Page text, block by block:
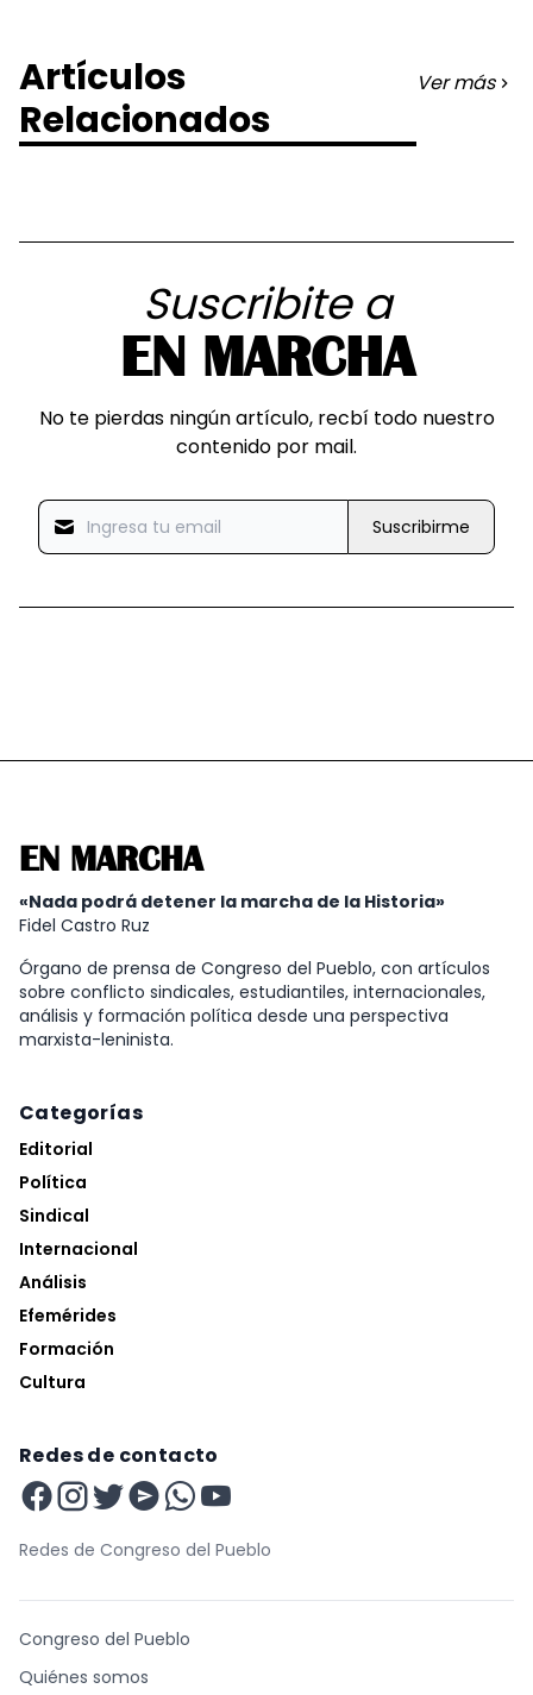
Artículos
Relacionados
Ver más
Suscribite a
EN MARCHA
No te pierdas ningún artículo, recbí todo nuestro
contenido por mail.
Suscribirme
EN MARCHA
«Nada podrá detener la marcha de la Historia»
Fidel Castro Ruz
Órgano de prensa de Congreso del Pueblo, con artículos
sobre conflicto sindicales, estudiantiles, internacionales,
análisis y formación política desde una perspectiva
marxista-leninista.
Categorías
Editorial
Política
Sindical
Internacional
Análisis
Efemérides
Formación
Cultura
Redes de contacto
Redes de Congreso del Pueblo
Congreso del Pueblo
Quiénes somos